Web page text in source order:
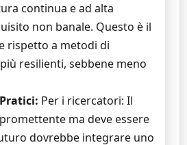
continua e ad alta
non banale. Questo è il
rispetto a metodi di
resilienti, sebbene meno
Per i ricercatori: Il
ma deve essere
dovrebbe integrare uno